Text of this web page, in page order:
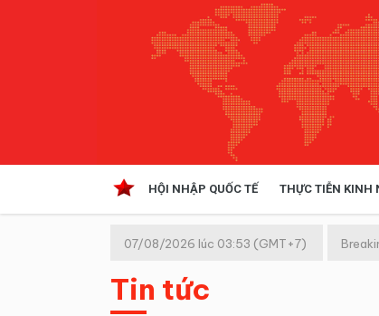
HỘI NHẬP QUỐC TẾ THỰC TIỄN KINH
Kinh tế hội nhập
Doanh nghiệp
07/08/2026 lúc 03:53 (GMT+7)
Tin tức